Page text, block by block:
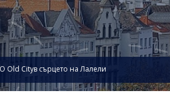
Old Cityв сърцето на Лалели